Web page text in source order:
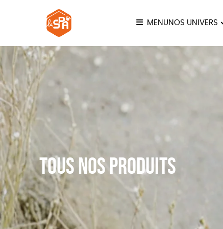
MENU NOS UNIVERS
COLLECTION LA SPA
Tous nos produits